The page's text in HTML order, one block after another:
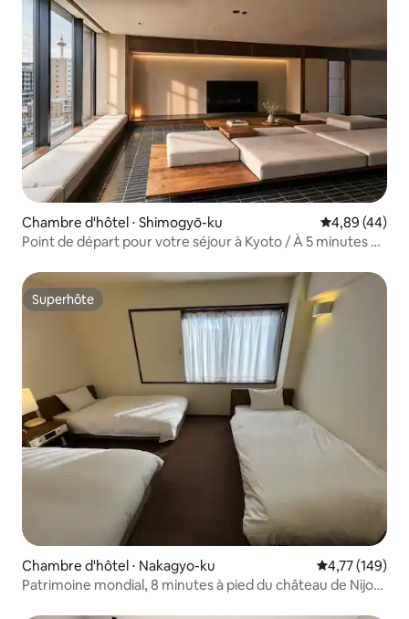
Chambre d'hôtel ⋅ Shimogyō-ku Évaluation
4,89 (44)
Point de départ pour votre séjour à Kyoto / À 5 minutes de
débordement / Karaoké disponible
Superhôte
Superhôte
Chambre d'hôtel ⋅ Nakagyo-ku Évaluation
4,77 (149)
Patrimoine mondial, 8 minutes à pied du château de Nijo